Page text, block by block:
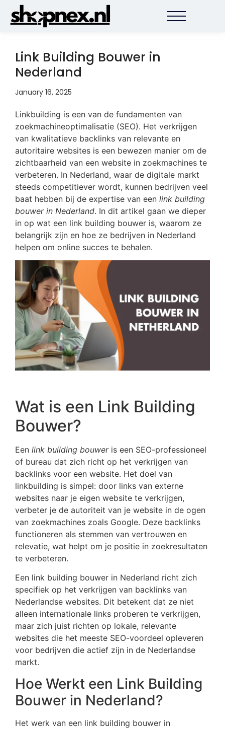
Link Building Bouwer in
Nederland
January 16, 2025
Linkbuilding is een van de fundamenten van
zoekmachineoptimalisatie (SEO). Het verkrijgen
van kwalitatieve backlinks van relevante en
autoritaire websites is een bewezen manier om de
zichtbaarheid van een website in zoekmachines te
verbeteren. In Nederland, waar de digitale markt
steeds competitiever wordt, kunnen bedrijven veel
baat hebben bij de expertise van een link building
bouwer in Nederland. In dit artikel gaan we dieper
in op wat een link building bouwer is, waarom ze
belangrijk zijn en hoe ze bedrijven in Nederland
helpen om online succes te behalen.
Wat is een Link Building
Bouwer?
Een link building bouweris een SEO-professioneel
of bureau dat zich richt op het verkrijgen van
backlinks voor een website. Het doel van
linkbuilding is simpel: door links van externe
websites naar je eigen website te verkrijgen,
verbeter je de autoriteit van je website in de ogen
van zoekmachines zoals Google. Deze backlinks
functioneren als stemmen van vertrouwen en
relevatie, wat helpt om je positie in zoekresultaten
te verbeteren.
Een link building bouwer in Nederland richt zich
specifiek op het verkrijgen van backlinks van
Nederlandse websites. Dit betekent dat ze niet
alleen internationale links proberen te verkrijgen,
maar zich juist richten op lokale, relevante
websites die het meeste SEO-voordeel opleveren
voor bedrijven die actief zijn in de Nederlandse
markt.
Hoe Werkt een Link Building
Bouwer in Nederland?
Het werk van een link building bouwer in